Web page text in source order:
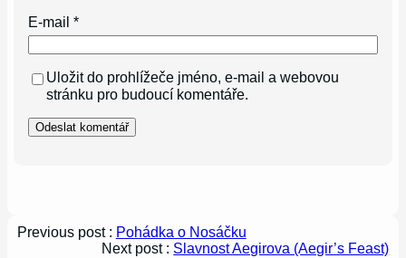
E-mail*
Uložit do prohlížeče jméno, e-mail a webovou
stránku pro budoucí komentáře.
Previous post : Pohádka o Nosáčku
Next post : Slavnost Aegirova (Aegir’s Feast)